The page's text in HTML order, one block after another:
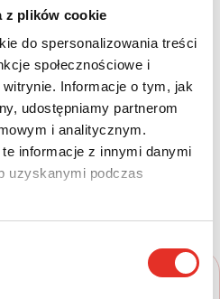
z plików cookie
do spersonalizowania treści
społecznościowe i
Informacje o tym, jak
udostępniamy partnerom
i analitycznym.
informacje z innymi danymi
uzyskanymi podczas
158 730 zł
w kilku
krokach